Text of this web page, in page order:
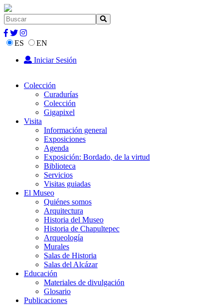
ES
EN
Iniciar Sesión
Colección
Curadurías
Colección
Gigapixel
Visita
Información general
Exposiciones
Agenda
Exposición: Bordado, de la virtud
Biblioteca
Servicios
Visitas guiadas
El Museo
Quiénes somos
Arquitectura
Historia del Museo
Historia de Chapultepec
Arqueología
Murales
Salas de Historia
Salas del Alcázar
Educación
Materiales de divulgación
Glosario
Publicaciones